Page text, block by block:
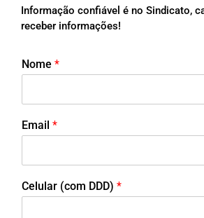
Informação confiável é no Sindicato,
receber informações!
Nome *
Email *
Celular (com DDD) *